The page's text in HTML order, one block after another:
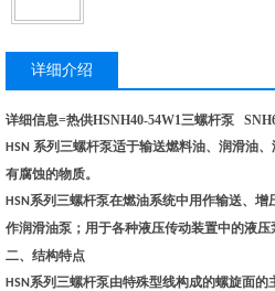
详细介绍
详细信息=热供HSNH40-54W1三螺杆泵
HSN 系列三螺杆泵适于输送燃料油、润滑油
有腐蚀的物质。
HSN系列三螺杆泵在燃油系统中用作输送、
作润滑油泵；用于各种液压传动装置中的液压
二、结构特点
HSN系列三螺杆泵由特殊型线构成的螺旋面